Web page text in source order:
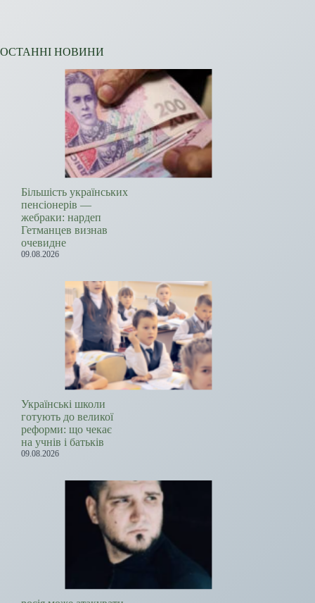
ОСТАННІ НОВИНИ
Більшість українських
пенсіонерів —
жебраки: нардеп
Гетманцев визнав
очевидне
09.08.2026
Українські школи
готують до великої
реформи: що чекає
на учнів і батьків
09.08.2026